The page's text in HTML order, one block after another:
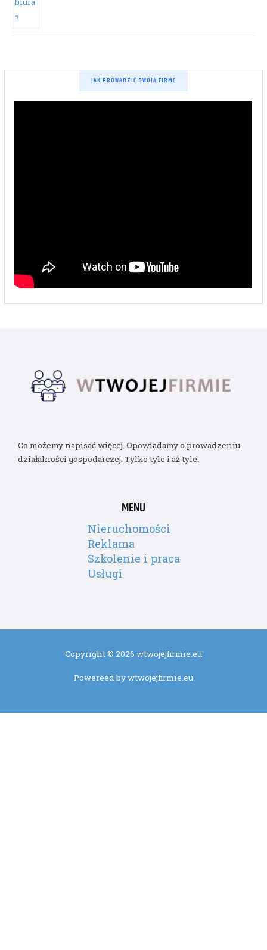
JAK PROWADZIĆ SWOJĄ FIRMĘ
Co możemy napisać więcej. Opowiadamy o prowadzeniu
działalności gospodarczej. Tylko tyle i aż tyle.
MENU
Nieruchomości
Reklama
Szkolenie i praca
Usługi
Copyright © 2026 wtwojejfirmie.eu
Powereed by wtwojejfirmie.eu